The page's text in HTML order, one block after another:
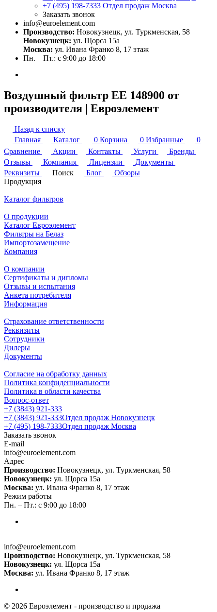
+7 (495) 198-7333 Отдел продаж Москва
Заказать звонок
info@euroelement.com
Производство: Новокузнецк, ул. Туркменская, 58
Новокузнецк: ул. Щорса 15а
Москва: ул. Ивана Франко 8, 17 этаж
Пн. – Пт.: с 9:00 до 18:00
Воздушный фильтр ЕЕ 148900 от
производителя | Евроэлемент
Назад к списку
Главная
Каталог 0 Корзина 0 Избранные
0
Сравнение
Акции Контакты Услуги
Бренды
Отзывы
Компания Лицензии
Документы
Реквизиты
Поиск Блог
Обзоры
Продукция
Каталог фильтров
О продукции
Каталог Евроэлемент
Фильтры на Белаз
Импортозамещение
Компания
О компании
Сертификаты и дипломы
Отзывы и испытания
Анкета потребителя
Информация
Страхование ответственности
Реквизиты
Сотрудники
Дилеры
Документы
Согласие на обработку данных
Политика конфиденциальности
Политика в области качества
Вопрос-ответ
+7 (3843) 921-333
+7 (3843) 921-333Отдел продаж Новокузнецк
+7 (495) 198-7333Отдел продаж Москва
Заказать звонок
E-mail
info@euroelement.com
Адрес
Производство: Новокузнецк, ул. Туркменская, 58
Новокузнецк: ул. Щорса 15а
Москва: ул. Ивана Франко 8, 17 этаж
Режим работы
Пн. – Пт.: с 9:00 до 18:00
info@euroelement.com
Производство: Новокузнецк, ул. Туркменская, 58
Новокузнецк: ул. Щорса 15а
Москва: ул. Ивана Франко 8, 17 этаж
© 2026 Евроэлемент - производство и продажа